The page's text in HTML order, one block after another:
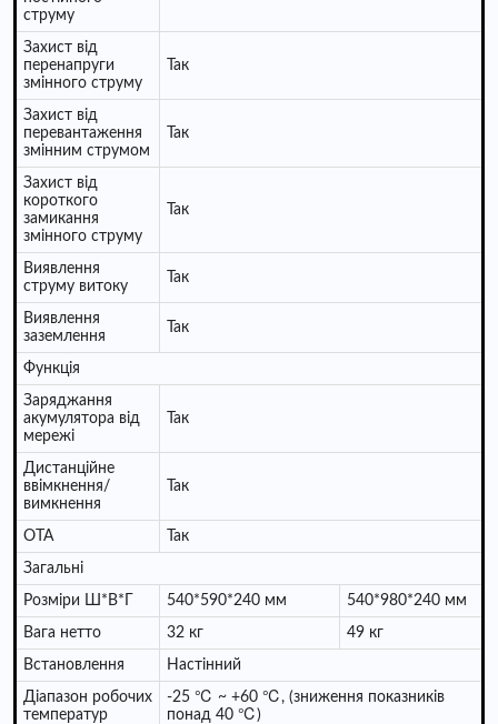
струму
Захист від
перенапруги
змінного струму
Так
Захист від
перевантаження
змінним струмом
Так
Захист від
короткого
замикання
змінного струму
Так
Виявлення
струму витоку
Так
Виявлення
заземлення
Так
Функція
Заряджання
акумулятора від
мережі
Так
Дистанційне
ввімкнення/
вимкнення
Так
OTA Так
Загальні
Розміри Ш*В*Г 540*590*240 мм 540*980*240 мм
Вага нетто 32 кг 49 кг
Встановлення Настінний
Діапазон робочих
температур
-25 ℃ ~ +60 ℃, (зниження показників
понад 40 ℃)